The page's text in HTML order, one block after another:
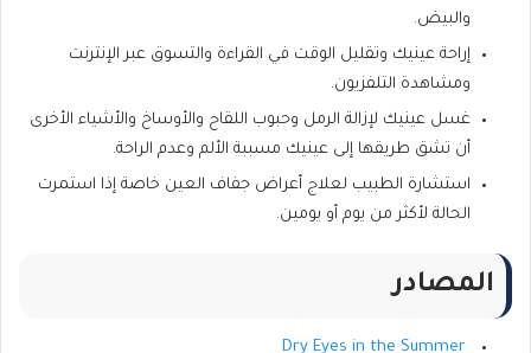
والبيض.
إراحة عينيك وتقليل الوقت في القراءة والتسوق عبر الإنترنت
ومشاهدة التلفزيون.
غسل عينيك لإزالة الرمل وحبوب اللقاح والأوساخ والأشياء الأخرى
أن تشق طريقها إلى عينيك مسببة الألم وعدم الراحة.
استشارة الطبيب لعلاج أعراض جفاف العين خاصة إذا استمرت
الحالة لأكثر من يوم أو يومين.
المصادر